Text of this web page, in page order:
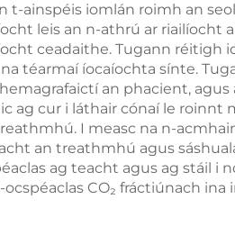
t-ainspéis iomlán roimh an
leis an n-athrú ar riailíocht
ceadaithe. Tugann réitigh
téarmaí íocaíochta sínte.
an phacient,
ag cur i láthair cónaí le roinnt
I measc na n-
an treathmhú agus
ag teacht agus ag stáil i
ocspéaclas CO₂ fráctiúnach